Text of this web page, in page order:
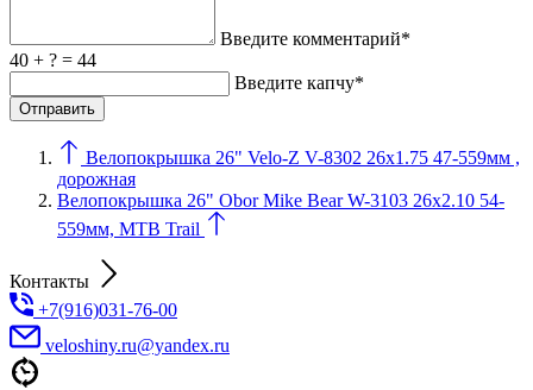
Введите комментарий*
40 + ? = 44
Введите капчу*
Велопокрышка 26" Velo-Z V-8302 26x1.75 47-559мм ,
дорожная
Велопокрышка 26" Obor Mike Bear W-3103 26x2.10 54-
559мм, MTB Trail
Контакты
+7(916)031-76-00
veloshiny.ru@yandex.ru